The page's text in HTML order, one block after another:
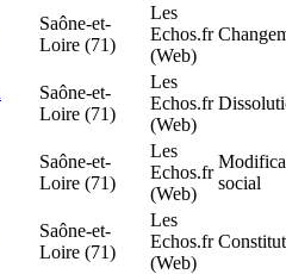
Saône-et-
Loire (71)
Les
Echos.fr
(Web)
Saône-et-
Loire (71)
Les
Echos.fr
(Web)
Saône-et-
Loire (71)
Les
Echos.fr
(Web)
social
Saône-et-
Loire (71)
Les
Echos.fr
(Web)